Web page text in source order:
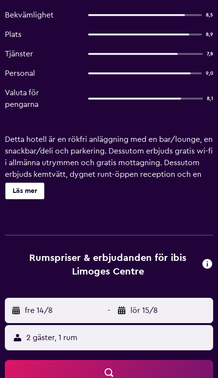
Bekvämlighet 8,5
Plats 8,9
Tjänster 7,8
Personal 9,0
Valuta för
pengarna
8,1
Detta hotell är en rökfri anläggning med en bar/lounge, en
snackbar/deli och parkering. Dessutom erbjuds gratis wi-fi
i allmänna utrymmen och gratis mottagning. Dessutom
erbjuds kemtvätt, dygnet runt-öppen reception och en
dator. Städning är tillgänglig på begäran. Ibis Limoges
Centre erbjuder 68 luftkonditionerade rum med hårtork
handdukar och byte av lakan kan fås på begäran. Städning
Läs mer
Rumspriser & erbjudanden för ibis
Limoges Centre
fre 14/8 - lör 15/8
2 gäster, 1 rum